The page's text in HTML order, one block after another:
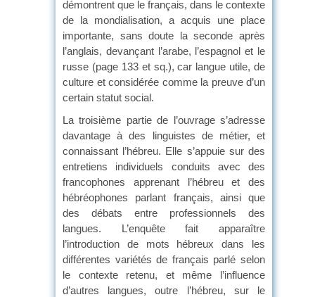
démontrent que le français, dans le contexte
de la mondialisation, a acquis une place
importante, sans doute la seconde après
l’anglais, devançant l’arabe, l’espagnol et le
russe (page 133 et sq.), car langue utile, de
culture et considérée comme la preuve d’un
certain statut social.
La troisième partie de l’ouvrage s’adresse
davantage à des linguistes de métier, et
connaissant l’hébreu. Elle s’appuie sur des
entretiens individuels conduits avec des
francophones apprenant l’hébreu et des
hébréophones parlant français, ainsi que
des débats entre professionnels des
langues. L’enquête fait apparaître
l’introduction de mots hébreux dans les
différentes variétés de français parlé selon
le contexte retenu, et même l’influence
d’autres langues, outre l’hébreu, sur le